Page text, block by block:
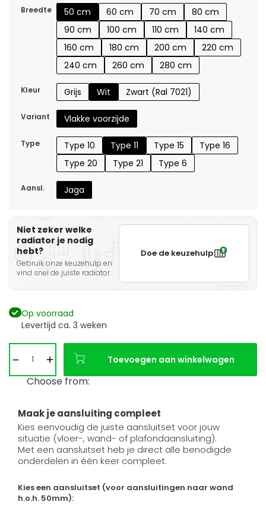
Breedte 50 cm 60 cm 70 cm
80 cm
90 cm
100 cm 110 cm
140 cm
160 cm
180 cm 200 cm
220 cm
240 cm
260 cm 280 cm
Kleur Grijs Wit Zwart (Ral 7021)
Variant Vlakke voorzijde
Type Type 10 Type 11 Type 15
Type 16
Type 20
Type 21 Type 6
Aansl. Jaga
Niet zeker welke
radiator je nodig
hebt?
Gebruik onze keuzehulp en
vind snel de juiste radiator.
Doe de keuzehulp
Op voorraad
Levertijd ca. 3 weken
Toevoegen aan winkelwagen
Choose from:
Maak je aansluiting compleet
Kies eenvoudig de juiste aansluitset voor jouw
situatie (vloer-, wand- of plafondaansluiting).
Met een aansluitset heb je direct alle benodigde
onderdelen in één keer compleet.
Kies een aansluitset (voor aansluitingen naar wand
h.o.h. 50mm):